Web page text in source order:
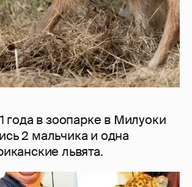
года в зоопарке в Милуоки
2 мальчика и одна
львята.